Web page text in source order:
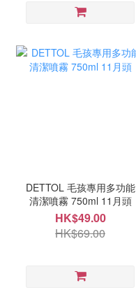
DETTOL 毛孩專用多功能
清潔噴霧 750ml 11月頭
HK$49.00
HK$69.00